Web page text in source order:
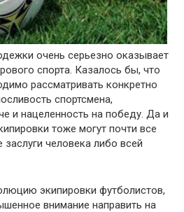
очень серьезно оказывает
спорта. Казалось бы, что
рассматривать конкретно
спортсмена,
и нацеленность на победу. Да и
тоже могут почти все
заслуги человека либо всей
экипировки футболистов,
внимание направить на